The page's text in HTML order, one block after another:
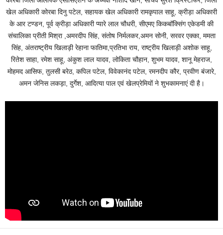
खेल अधिकारी कोरबा दिनु पटेल, सहायक खेल अधिकारी रामकृपाल साहू, क्रीड़ा अधिकारी
के आर टण्डन, पूर्व क्रीड़ा अधिकारी प्यारे लाल चौधरी, सीएमए किकबॉक्सिंग एकेडमी की
संचालिका प्रीती मिश्रा ,अमरदीप सिंह, संतोष निर्मलकर,अमन सोनी, सरवर एक्का, ममता
सिंह, अंतराष्ट्रीय खिलाड़ी रेहाना फातिमा,प्रतिभा राय, राष्ट्रीय खिलाड़ी अशोक साहू,
रितेश साहा, रमेश साहू, अंकुश लाल यादव, लोकिता चौहान, शुभम यादव, शानू मेहराज,
मोहमद आसिफ, तुलसी बरेठ, कपिल पटेल, विवेकानंद पटेल, रमनदीप कौर, प्रवीण बंजारे,
अमन जेनिस लकड़ा, दुर्गेश, आदित्या पाल एवं खेलप्रेमियों ने शुभकामनाएं दी है।